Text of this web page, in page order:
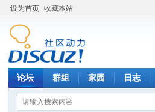
设为首页 收藏本站
论坛 群组 家园 日志